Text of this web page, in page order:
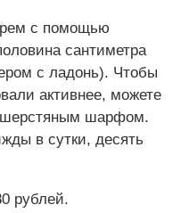
с помощью
сантиметра
с ладонь). Чтобы
активнее, можете
шерстяным шарфом.
в сутки, десять
рублей.